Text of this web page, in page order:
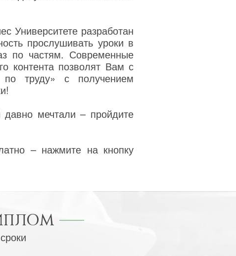
Университете разработан
прослушивать уроки в
по частям. Современные
контента позволят Вам с
по труду» с получением
мечтали – пройдите
– нажмите на кнопку